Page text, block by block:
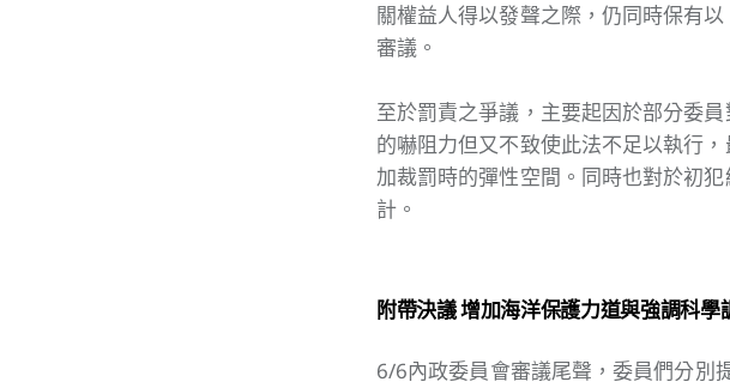
關權益人得以發聲之際，仍同時保有
審議。
至於罰責之爭議，主要起因於部分委
的嚇阻力但又不致使此法不足以執行
加裁罰時的彈性空間。同時也對於初
計。
附帶決議 增加海洋保護力道與強調科學
6/6內政委員會審議尾聲，委員們分別